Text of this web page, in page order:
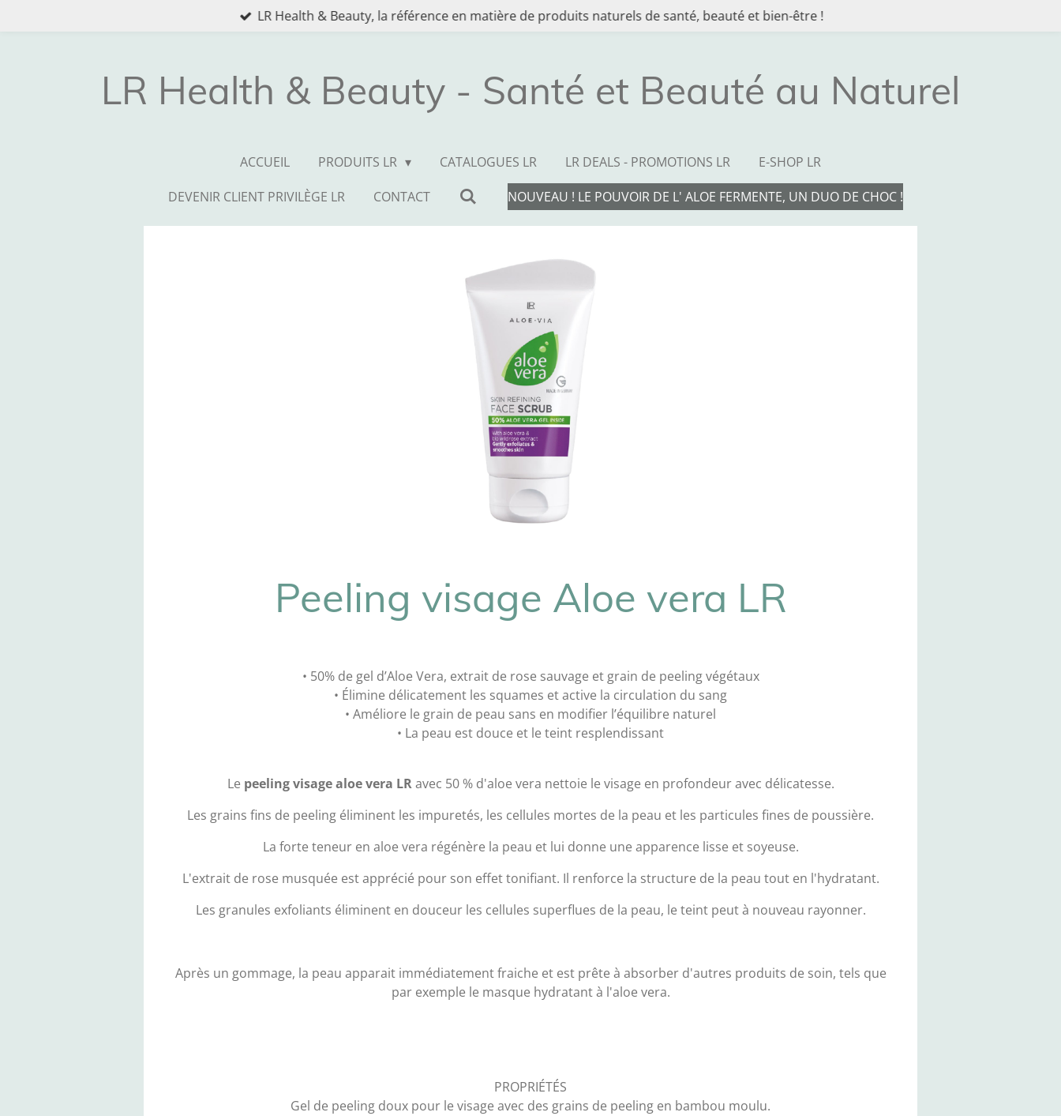
LR Health & Beauty, la référence en matière de produits naturels de santé, beauté et bien-être !
LR Health & Beauty - Santé et Beauté au Naturel
ACCUEIL PRODUITS LR CATALOGUES LR LR DEALS - PROMOTIONS LR
E-SHOP LR
DEVENIR CLIENT PRIVILÈGE LR
CONTACT NOUVEAU ! LE POUVOIR DE L' ALOE FERMENTE, UN DUO DE CHOC !
Peeling visage Aloe vera LR
• 50% de gel d’Aloe Vera, extrait de rose sauvage et grain de peeling végétaux
• Élimine délicatement les squames et active la circulation du sang
• Améliore le grain de peau sans en modifier l’équilibre naturel
• La peau est douce et le teint resplendissant
Le peeling visage aloe vera LRavec 50 % d'aloe vera nettoie le visage en profondeur avec délicatesse.
Les grains fins de peeling éliminent les impuretés, les cellules mortes de la peau et les particules fines de poussière.
La forte teneur en aloe vera régénère la peau et lui donne une apparence lisse et soyeuse.
L'extrait de rose musquée est apprécié pour son effet tonifiant. Il renforce la structure de la peau tout en l'hydratant.
Les granules exfoliants éliminent en douceur les cellules superflues de la peau, le teint peut à nouveau rayonner.
Après un gommage, la peau apparait immédiatement fraiche et est prête à absorber d'autres produits de soin, tels que
par exemple le masque hydratant à l'aloe vera.
PROPRIÉTÉS
Gel de peeling doux pour le visage avec des grains de peeling en bambou moulu.